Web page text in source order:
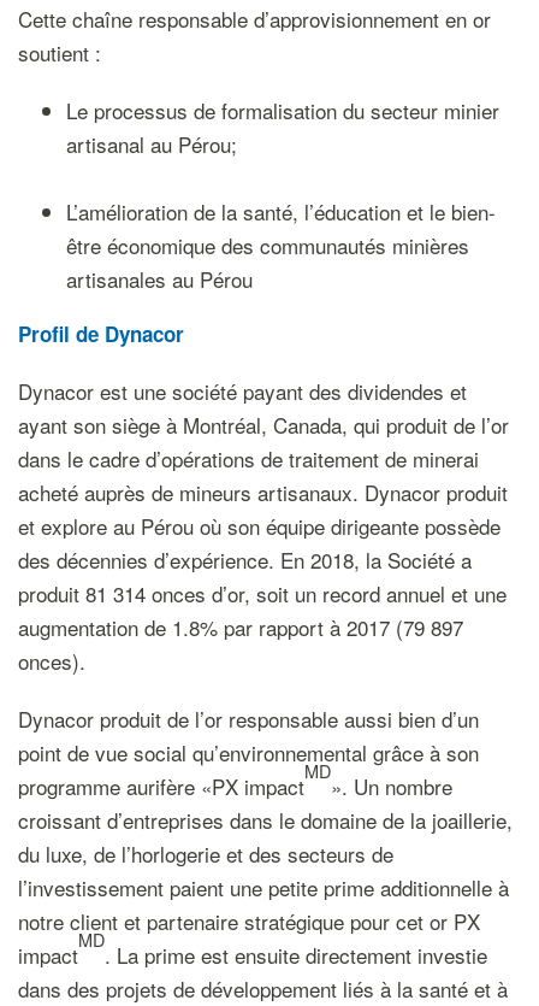
Cette chaîne responsable d’approvisionnement en or
soutient :
Le processus de formalisation du secteur minier
artisanal au Pérou;
L’amélioration de la santé, l’éducation et le bien-
être économique des communautés minières
artisanales au Pérou
Profil de Dynacor
Dynacor est une société payant des dividendes et
ayant son siège à Montréal, Canada, qui produit de l’or
dans le cadre d’opérations de traitement de minerai
acheté auprès de mineurs artisanaux. Dynacor produit
et explore au Pérou où son équipe dirigeante possède
des décennies d’expérience. En 2018, la Société a
produit 81 314 onces d’or, soit un record annuel et une
augmentation de 1.8% par rapport à 2017 (79 897
onces).
Dynacor produit de l’or responsable aussi bien d’un
point de vue social qu’environnemental grâce à son
programme aurifère «PX impact
MD
». Un nombre
croissant d’entreprises dans le domaine de la joaillerie,
du luxe, de l’horlogerie et des secteurs de
l’investissement paient une petite prime additionnelle à
notre client et partenaire stratégique pour cet or PX
impact
MD
. La prime est ensuite directement investie
dans des projets de développement liés à la santé et à